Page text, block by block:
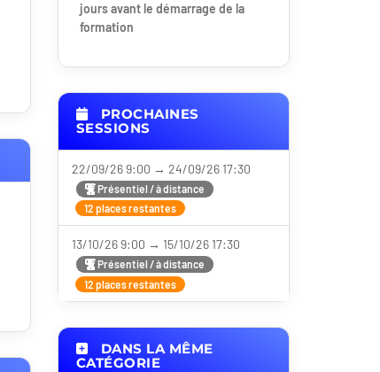
jours avant le démarrage de la
formation
PROCHAINES
SESSIONS
22/09/26 9:00 → 24/09/26 17:30
Présentiel / à distance
12 places restantes
13/10/26 9:00 → 15/10/26 17:30
Présentiel / à distance
12 places restantes
DANS LA MÊME
CATÉGORIE